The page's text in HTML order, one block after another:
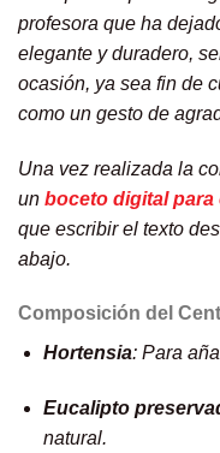
profesora que ha
elegante y duradero,
ocasión, ya sea fin de
como un gesto de
Una vez realizada la
un boceto digital
que escribir el texto
abajo.
Composición del
Hortensia: Para
Eucalipto
natural.